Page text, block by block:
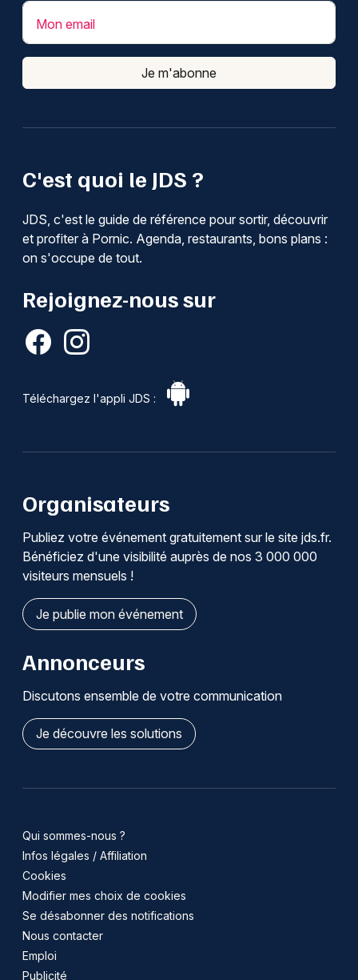
C'est quoi le JDS ?
JDS, c'est le guide de référence pour sortir, découvrir
et profiter à Pornic. Agenda, restaurants, bons plans :
on s'occupe de tout.
Rejoignez-nous sur
Téléchargez l'appli JDS :
Mon email
Je m'abonne
Organisateurs
Publiez votre événement gratuitement sur le site jds.fr.
Bénéficiez d'une visibilité auprès de nos 3 000 000
visiteurs mensuels !
Je publie mon événement
Annonceurs
Discutons ensemble de votre communication
Je découvre les solutions
Qui sommes-nous ?
Infos légales / Affiliation
Cookies
Modifier mes choix de cookies
Se désabonner des notifications
Nous contacter
Emploi
Publicité